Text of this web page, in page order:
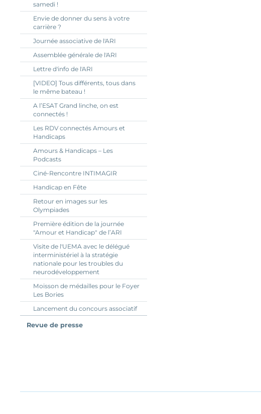
samedi !
Envie de donner du sens à votre
carrière ?
Journée associative de l'ARI
Assemblée générale de l'ARI
Lettre d'info de l'ARI
[VIDEO] Tous différents, tous dans
le même bateau !
A l’ESAT Grand linche, on est
connectés !
Les RDV connectés Amours et
Handicaps
Amours & Handicaps – Les
Podcasts
Ciné-Rencontre INTIMAGIR
Handicap en Fête
Retour en images sur les
Olympiades
Première édition de la journée
"Amour et Handicap" de l’ARI
Visite de l'UEMA avec le délégué
interministériel à la stratégie
nationale pour les troubles du
neurodéveloppement
Moisson de médailles pour le Foyer
Les Bories
Lancement du concours associatif
Revue de presse